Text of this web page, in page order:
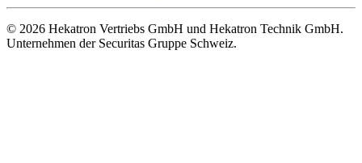
© 2026 Hekatron Vertriebs GmbH und Hekatron Technik GmbH.
Unternehmen der Securitas Gruppe Schweiz.